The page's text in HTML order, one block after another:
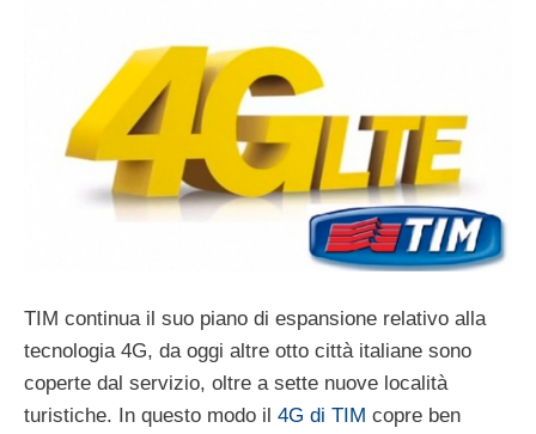
TIM continua il suo piano di espansione relativo alla
tecnologia 4G, da oggi altre otto città italiane sono
coperte dal servizio, oltre a sette nuove località
turistiche. In questo modo il 4G di TIM copre ben